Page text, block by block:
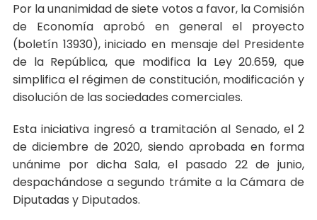
Por la unanimidad de siete votos a favor, la Comisión
de Economía aprobó en general el proyecto
(boletín 13930), iniciado en mensaje del Presidente
de la República, que modifica la Ley 20.659, que
simplifica el régimen de constitución, modificación y
disolución de las sociedades comerciales.
Esta iniciativa ingresó a tramitación al Senado, el 2
de diciembre de 2020, siendo aprobada en forma
unánime por dicha Sala, el pasado 22 de junio,
despachándose a segundo trámite a la Cámara de
Diputadas y Diputados.